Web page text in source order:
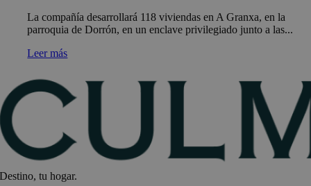
La compañía desarrollará 118 viviendas en A Granxa, en la
parroquia de Dorrón, en un enclave privilegiado junto a las...
Leer más
Destino, tu hogar.